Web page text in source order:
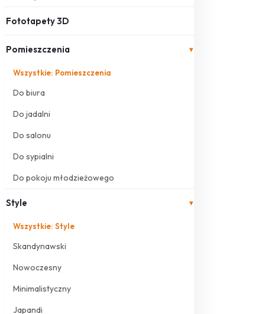
Fototapety 3D
Pomieszczenia ▾
Wszystkie: Pomieszczenia
Do biura
Do jadalni
Do salonu
Do sypialni
Do pokoju młodzieżowego
Style ▾
Wszystkie: Style
Skandynawski
Nowoczesny
Minimalistyczny
Japandi